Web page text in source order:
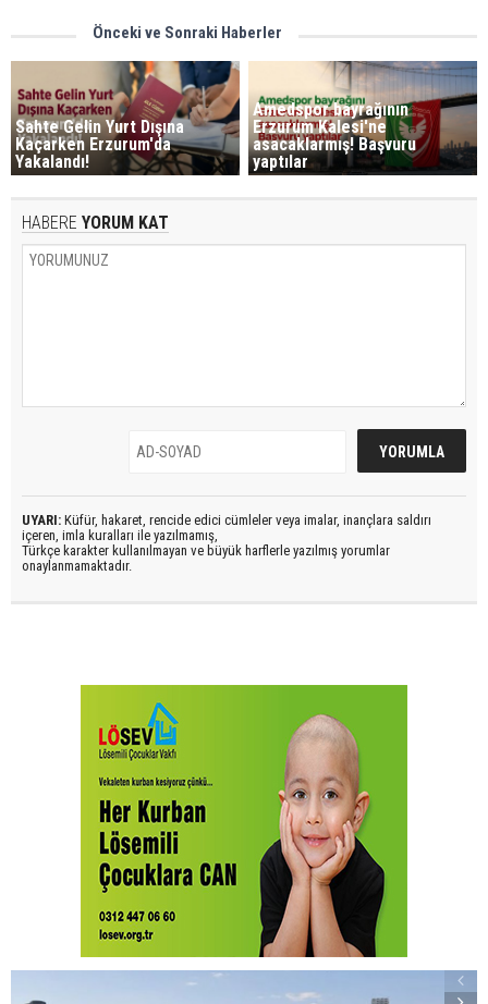
Önceki ve Sonraki Haberler
Sahte Gelin Yurt Dışına
Kaçarken Erzurum'da
Yakalandı!
Amedspor bayrağının
Erzurum Kalesi'ne
asacaklarmış! Başvuru
yaptılar
HABERE YORUM KAT
UYARI: Küfür, hakaret, rencide edici cümleler veya imalar, inançlara saldırı
içeren, imla kuralları ile yazılmamış,
Türkçe karakter kullanılmayan ve büyük harflerle yazılmış yorumlar
onaylanmamaktadır.